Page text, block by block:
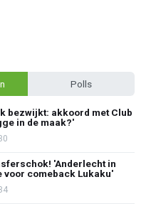
Polls
bezwijkt: akkoord met Club
in de maak?'
'Anderlecht in
voor comeback Lukaku'